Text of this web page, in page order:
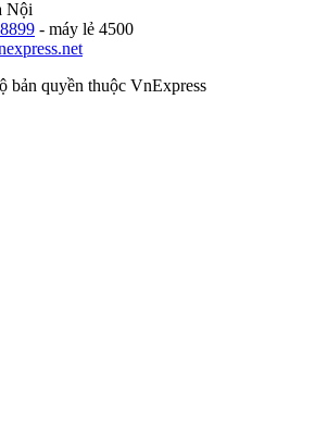
Nội
- máy lẻ 4500
bản quyền thuộc VnExpress